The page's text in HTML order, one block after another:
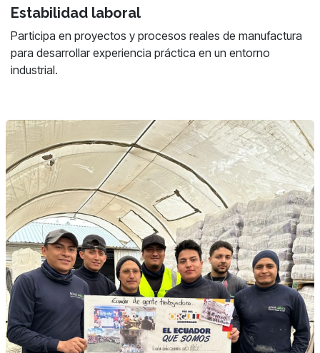
Estabilidad laboral
Participa en proyectos y procesos reales de manufactura
para desarrollar experiencia práctica en un entorno
industrial.